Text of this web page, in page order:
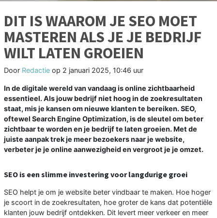
DIT IS WAAROM JE SEO MOET
MASTEREN ALS JE JE BEDRIJF
WILT LATEN GROEIEN
Door Redactie op 2 januari 2025, 10:46 uur
In de digitale wereld van vandaag is online zichtbaarheid
essentieel. Als jouw bedrijf niet hoog in de zoekresultaten
staat, mis je kansen om nieuwe klanten te bereiken. SEO,
oftewel Search Engine Optimization, is de sleutel om beter
zichtbaar te worden en je bedrijf te laten groeien. Met de
juiste aanpak trek je meer bezoekers naar je website,
verbeter je je online aanwezigheid en vergroot je je omzet.
SEO is een slimme investering voor langdurige groei
SEO helpt je om je website beter vindbaar te maken. Hoe hoger
je scoort in de zoekresultaten, hoe groter de kans dat potentiële
klanten jouw bedrijf ontdekken. Dit levert meer verkeer en meer